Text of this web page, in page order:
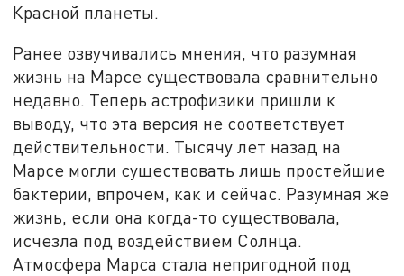
Красной планеты.
Ранее озвучивались мнения, что разумная
жизнь на Марсе существовала сравнительно
недавно. Теперь астрофизики пришли к
выводу, что эта версия не соответствует
действительности. Тысячу лет назад на
Марсе могли существовать лишь простейшие
бактерии, впрочем, как и сейчас. Разумная же
жизнь, если она когда-то существовала,
исчезла под воздействием Солнца.
Атмосфера Марса стала непригодной под